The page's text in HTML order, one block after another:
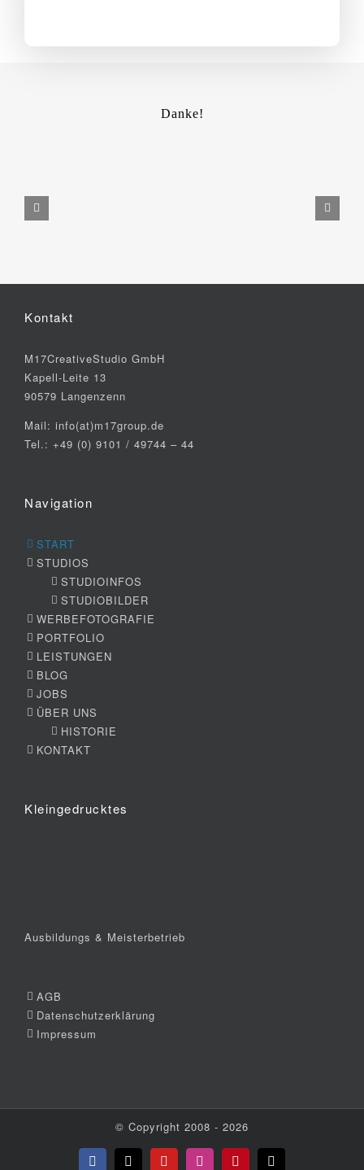
Danke!
Kontakt
M17CreativeStudio GmbH
Kapell-Leite 13
90579 Langenzenn
Mail: info(at)m17group.de
Tel.: +49 (0) 9101 / 49744 – 44
Navigation
START
STUDIOS
STUDIOINFOS
STUDIOBILDER
WERBEFOTOGRAFIE
PORTFOLIO
LEISTUNGEN
BLOG
JOBS
ÜBER UNS
HISTORIE
KONTAKT
Kleingedrucktes
Ausbildungs & Meisterbetrieb
AGB
Datenschutzerklärung
Impressum
© Copyright 2008 - 2026
Facebook
X YouTubeInstagramPinterest
E-